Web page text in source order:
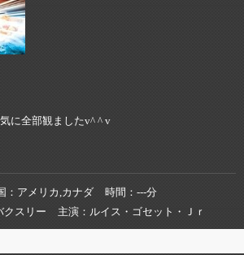
に全部観ましたv^ ^ v
アメリカ,カナダ 時間
---分
クスリー 主演 ルイス・ゴセット・Ｊｒ